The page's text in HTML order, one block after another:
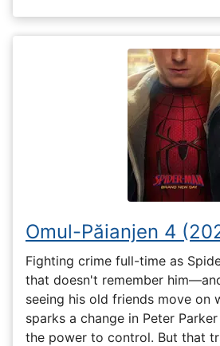
Omul-Păianjen 4
Fighting crime full-time as
that doesn't remember
seeing his old friends move
sparks a change in Peter
the power to control. But that